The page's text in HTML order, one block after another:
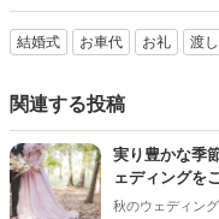
結婚式 お車代 お礼 渡
関連する投稿
実り豊かな季
ェディングを
秋のウェディン